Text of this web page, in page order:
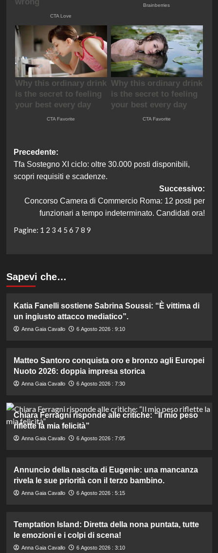
Navigazione
articolo
Precedente:
Tfa Sostegno XI ciclo: oltre 30.000 posti disponibili,
scopri requisiti e scadenze.
Successivo:
Concorso Camera di Commercio Roma: 12 posti per
funzionari a tempo indeterminato. Candidati ora!
Pagine: 1 2 3 4 5 6 7 8 9
Sapevi che…
Katia Fanelli sostiene Sabrina Soussi: “È vittima di
un ingiusto attacco mediatico”.
Anna Gaia Cavallo 6 Agosto 2026 : 9:10
Matteo Santoro conquista oro e bronzo agli Europei
Nuoto 2026: doppia impresa storica
Anna Gaia Cavallo 6 Agosto 2026 : 7:30
Chiara Ferragni risponde alle critiche: “Il mio peso
riflette la mia felicità”
Anna Gaia Cavallo 6 Agosto 2026 : 7:05
Annuncio della nascita di Eugenie: una mancanza
rivela le sue priorità con il terzo bambino.
Anna Gaia Cavallo 6 Agosto 2026 : 5:15
Temptation Island: Diretta della nona puntata, tutte
le emozioni e i colpi di scena!
Anna Gaia Cavallo 6 Agosto 2026 : 3:10